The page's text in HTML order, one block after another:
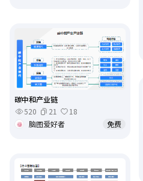
碳中和产业链
520
21
18
脑图爱好者
免费